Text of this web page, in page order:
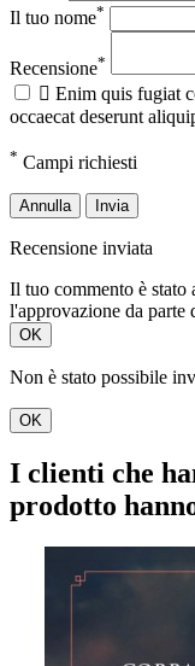
Il tuo nome*
Recensione*
 Enim quis fugiat
occaecat deserunt
* Campi richiesti
Annulla Invia
Recensione inviata
Il tuo commento è stato
l'approvazione da parte
OK
Non è stato possibile
OK
I clienti che
prodotto